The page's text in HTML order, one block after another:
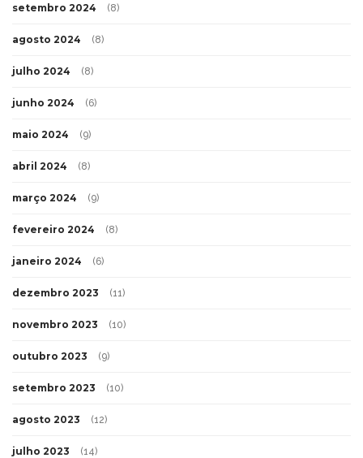
setembro 2024 (8)
agosto 2024 (8)
julho 2024 (8)
junho 2024 (6)
maio 2024 (9)
abril 2024 (8)
março 2024 (9)
fevereiro 2024 (8)
janeiro 2024 (6)
dezembro 2023 (11)
novembro 2023 (10)
outubro 2023 (9)
setembro 2023 (10)
agosto 2023 (12)
julho 2023 (14)